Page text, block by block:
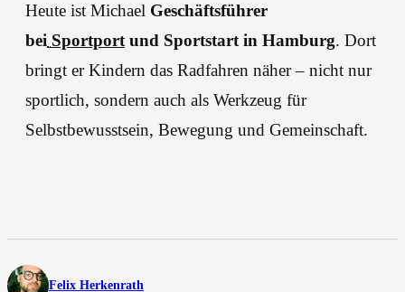
Heute ist Michael Geschäftsführer
bei Sportport und Sportstart in Hamburg. Dort
bringt er Kindern das Radfahren näher – nicht nur
sportlich, sondern auch als Werkzeug für
Selbstbewusstsein, Bewegung und Gemeinschaft.
Felix Herkenrath